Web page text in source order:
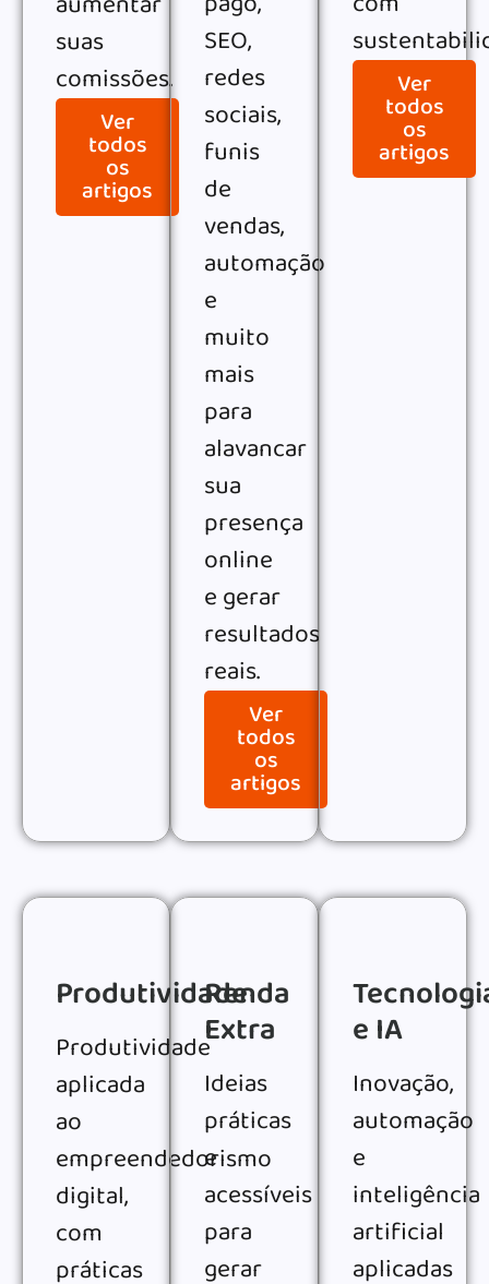
suas
comissões.
Ver
todos
os
artigos
SEO,
redes
sociais,
funis
de
vendas,
automação
e
muito
mais
para
alavancar
sua
presença
online
e gerar
resultados
reais.
Ver
todos
os
artigos
Ver
todos
os
artigos
Produtividade
Produtividade
aplicada
ao
empreendedorismo
digital,
com
práticas
Renda
Extra
Ideias
práticas
e
acessíveis
para
gerar
e IA
Inovação,
automação
e
inteligência
artificial
aplicadas